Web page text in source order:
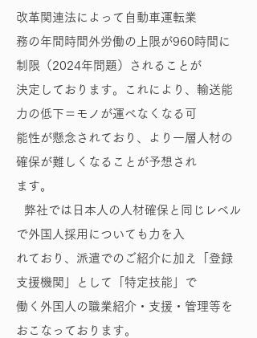
改革関連法によって自動車運転業
務の年間時間外労働の上限が960時間に
制限（2024年問題）されることが
決定しております。これにより、輸送能
力の低下＝モノが運べなくなる可
能性が懸念されており、より一層人材の
確保が難しくなることが予想され
ます。
弊社では日本人の人材確保と同じレベル
で外国人採用についても力を入
れており、派遣でのご紹介に加え「登録
支援機関」として「特定技能」で
働く外国人の職業紹介・支援・管理等を
おこなっております。